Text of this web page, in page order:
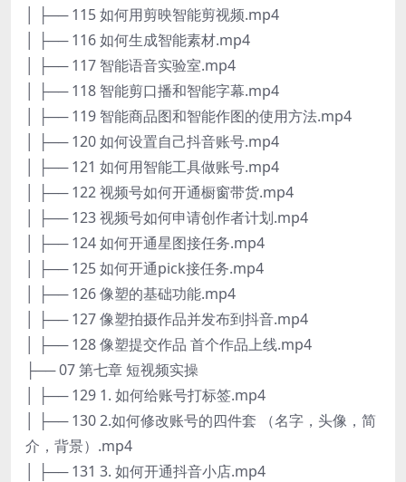
│ ├── 115 如何用剪映智能剪视频.mp4
│ ├── 116 如何生成智能素材.mp4
│ ├── 117 智能语音实验室.mp4
│ ├── 118 智能剪口播和智能字幕.mp4
│ ├── 119 智能商品图和智能作图的使用方法.mp4
│ ├── 120 如何设置自己抖音账号.mp4
│ ├── 121 如何用智能工具做账号.mp4
│ ├── 122 视频号如何开通橱窗带货.mp4
│ ├── 123 视频号如何申请创作者计划.mp4
│ ├── 124 如何开通星图接任务.mp4
│ ├── 125 如何开通pick接任务.mp4
│ ├── 126 像塑的基础功能.mp4
│ ├── 127 像塑拍摄作品并发布到抖音.mp4
│ ├── 128 像塑提交作品 首个作品上线.mp4
├── 07 第七章 短视频实操
│ ├── 129 1. 如何给账号打标签.mp4
│ ├── 130 2.如何修改账号的四件套 （名字，头像，简
介，背景）.mp4
│ ├── 131 3. 如何开通抖音小店.mp4